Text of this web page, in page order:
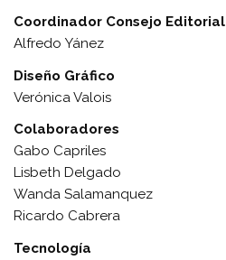
Coordinador Consejo Editorial
Alfredo Yánez
Diseño Gráfico
Verónica Valois
Colaboradores
Gabo Capriles
Lisbeth Delgado
Wanda Salamanquez
Ricardo Cabrera
Tecnología